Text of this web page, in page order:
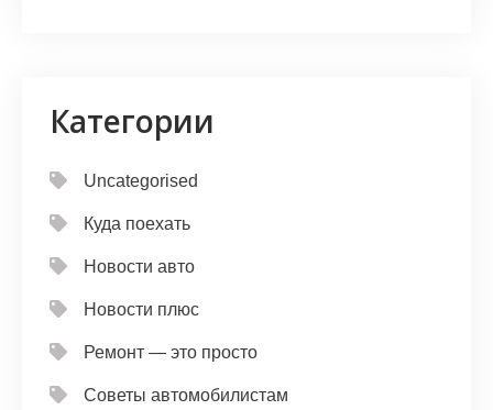
Категории
Uncategorised
Куда поехать
Новости авто
Новости плюс
Ремонт — это просто
Советы автомобилистам